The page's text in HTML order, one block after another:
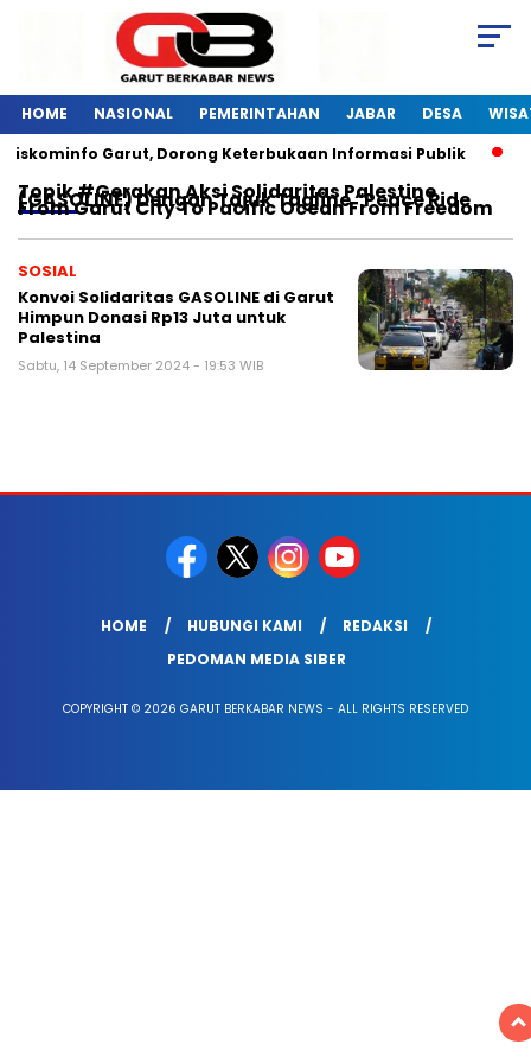
HOME NASIONAL PEMERINTAHAN JABAR DESA
Garut, Dorong Keterbukaan Informasi Publik
Topik#Gerakan Aksi Solidaritas Palestine
(GASOLINE) Dengan Tajuk Tagline “Peace Ride
From Garut City To Pacific Ocean From Freedom
SOSIAL
Konvoi Solidaritas GASOLINE di Garut
Himpun Donasi Rp13 Juta untuk
Palestina
Sabtu, 14 September 2024 - 19:53 WIB
HOME HUBUNGI KAMI
REDAKSI
PEDOMAN MEDIA SIBER
COPYRIGHT © 2026 GARUT BERKABAR NEWS - ALL RIGHTS RESERVED